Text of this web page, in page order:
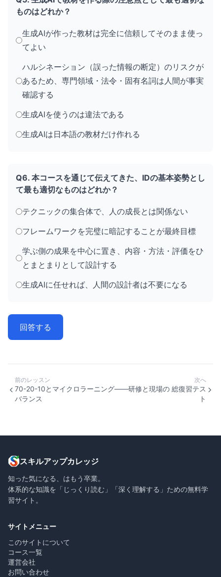
ものはどれか？
生成AIが作った教材は完全に信頼してそのまま使っ
てよい
ハルシネーション（誤った情報の断定）のリスクが
あるため、専門領域・法令・固有名詞は人間が事実
確認する
生成AIを使うのは違法である
生成AIは日本語の教材だけ作れる
Q6. 本コースを通じて伝えてきた、IDの基本姿勢とし
て最も適切なものはどれか？
テクニックの集合体で、人の成長とは関係ない
フレームワークを完璧に暗記することが最終目標
学ぶ側の成果を中心に置き、内容・方法・評価をひ
とまとまりとして設計する
生成AIに任せれば、人間の設計者は不要になる
回答する
前のレッスン
70-20-10とマイクロラーニング——研修と現場の
バランス
次へ
総復習テス
ト
スキルアップカレッジ
知った気になる、はもう卒業。
体系的な知識を「じっくり読む」「深く理解する」ための無料学
習サイト。
サイトメニュー
このサイトについて
コース一覧
運営会社
お問い合わせ